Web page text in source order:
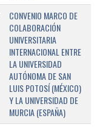
CONVENIO MARCO DE
COLABORACIÓN
UNIVERSITARIA
INTERNACIONAL ENTRE
LA UNIVERSIDAD
AUTÓNOMA DE SAN
LUIS POTOSÍ (MÉXICO)
Y LA UNIVERSIDAD DE
MURCIA (ESPAÑA)